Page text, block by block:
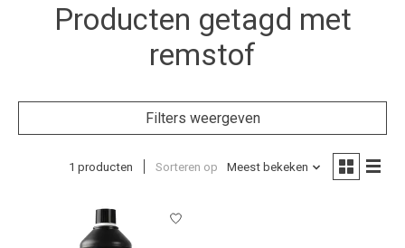
Producten getagd met
remstof
Filters weergeven
1 producten Sorteren op Meest bekeken